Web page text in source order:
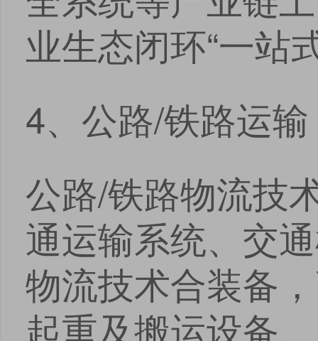
业生态闭环“一站
4、公路/铁路运输
公路/铁路物流技
通运输系统、交
物流技术合装备
起重及搬运设备